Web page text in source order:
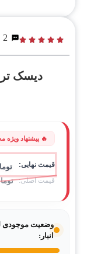
2
دیسک
وضعیت موجودی
انبار: